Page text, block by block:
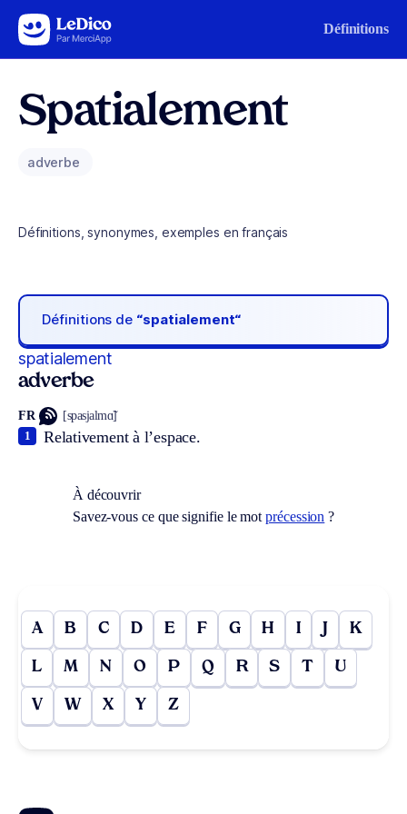
Aller au contenu Définitions
Spatialement
adverbe
Définitions, synonymes, exemples en français
Définitions de “spatialement“
spatialement
adverbe
FR [spasjalmɑ̃]
Relativement à l’espace.
1
À découvrir
Savez-vous ce que signifie le motprécession ?
A B C D E F G H I J K
L M N O P Q R S T U
V W X Y Z